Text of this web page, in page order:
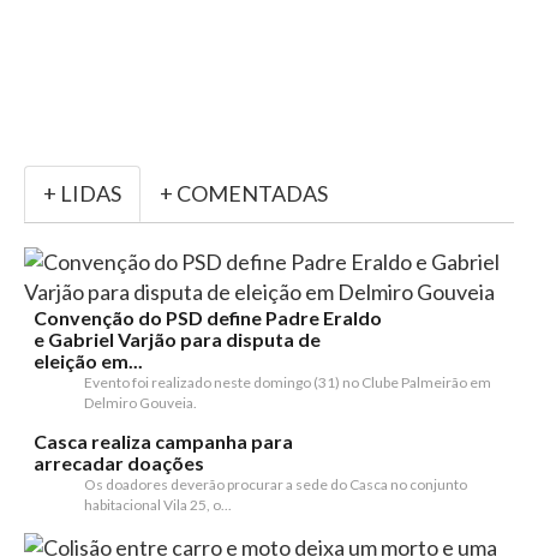
+ LIDAS + COMENTADAS
Convenção do PSD define Padre Eraldo
e Gabriel Varjão para disputa de
eleição em...
Evento foi realizado neste domingo (31) no Clube Palmeirão em
Delmiro Gouveia.
Casca realiza campanha para
arrecadar doações
Os doadores deverão procurar a sede do Casca no conjunto
habitacional Vila 25, o...